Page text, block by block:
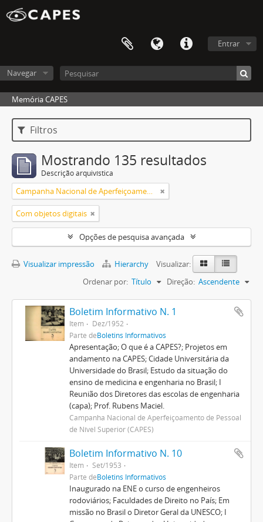
Entrar
Navegar
Memória CAPES
Filtros
Mostrando 135 resultados
Descrição arquivística
Campanha Nacional de Aperfeiçoamento de Pessoal de Nível Superior (CAPES)
Com objetos digitais
Opções de pesquisa avançada
Visualizar impressão Hierarchy
Visualizar:
Ordenar por: Título Direção: Ascendente
Boletim Informativo N. 1
Item
Dez/1952
Parte deBoletins Informativos
Apresentação; O que é a CAPES?; Projetos em
andamento na CAPES; Cidade Universitária da
Universidade do Brasil; Estudo da situação do
ensino de medicina e engenharia no Brasil; I
Reunião dos Diretores das escolas de engenharia
(capa); Prof. Rubens Maciel.
Campanha Nacional de Aperfeiçoamento de Pessoal
de Nível Superior (CAPES)
Boletim Informativo N. 10
Item
Set/1953
Parte deBoletins Informativos
Inaugurado na ENE o curso de engenheiros
rodoviários; Faculdades de Direito no País; Em
missão no Brasil o Diretor Geral da UNESCO; I